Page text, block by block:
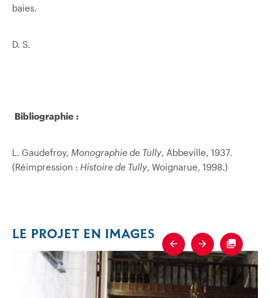
baies.
D. S.
Bibliographie :
L. Gaudefroy, Monographie de Tully, Abbeville, 1937.
(Réimpression : Histoire de Tully, Woignarue, 1998.)
LE PROJET EN IMAGES
Previous
Next